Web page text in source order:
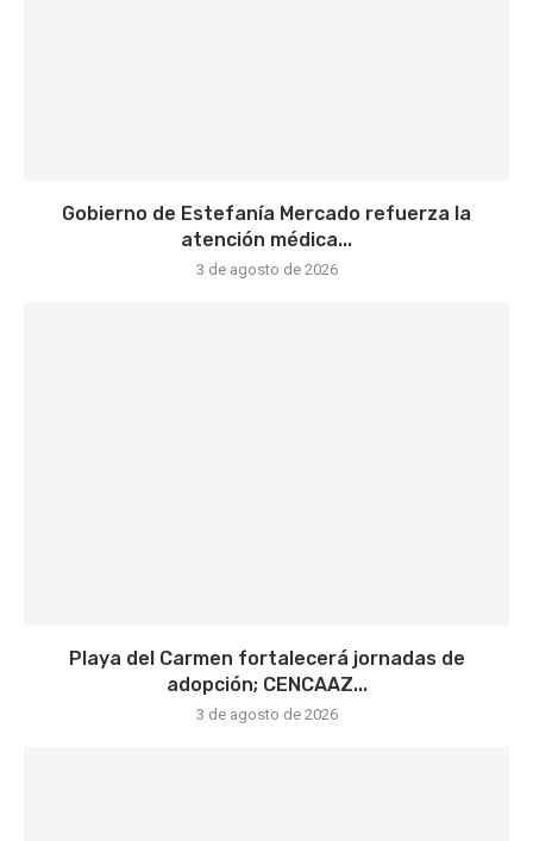
Gobierno de Estefanía Mercado refuerza la
atención médica...
3 de agosto de 2026
Playa del Carmen fortalecerá jornadas de
adopción; CENCAAZ...
3 de agosto de 2026